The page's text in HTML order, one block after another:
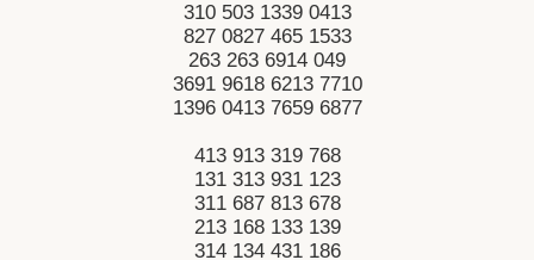
310 503 1339 0413
827 0827 465 1533
263 263 6914 049
3691 9618 6213 7710
1396 0413 7659 6877
413 913 319 768
131 313 931 123
311 687 813 678
213 168 133 139
314 134 431 186